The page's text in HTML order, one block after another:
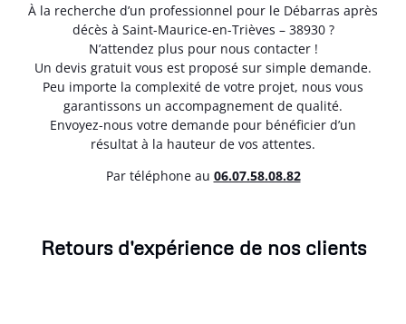
À la recherche d’un professionnel pour le Débarras après
décès à Saint-Maurice-en-Trièves – 38930 ?
N’attendez plus pour nous contacter !
Un devis gratuit vous est proposé sur simple demande.
Peu importe la complexité de votre projet, nous vous
garantissons un accompagnement de qualité.
Envoyez-nous votre demande pour bénéficier d’un
résultat à la hauteur de vos attentes.
Par téléphone au 06.07.58.08.82
Retours d'expérience de nos clients